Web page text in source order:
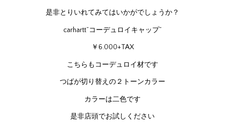
是非とりいれてみてはいかがでしょうか？
carhartt”コーデュロイキャップ”
￥6.000+TAX
こちらもコーデュロイ材です
つばが切り替えの２トーンカラー
カラーは二色です
是非店頭でお試しください